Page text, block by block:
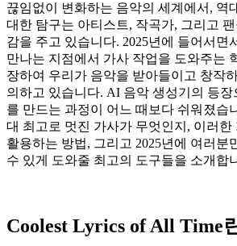
끊임없이 변화하는 음악의 세계에서, 역
대한 탐구는 아티스트, 작곡가, 그리고
감을 주고 있습니다. 2025년에 들어서면
만나는 지점에서 가사 작업을 도와주는
장하여 우리가 음악을 받아들이고 창작
의하고 있습니다. AI 음악 생성기의 등
를 만드는 과정이 어느 때보다 쉬워졌습
대 최고로 멋진 가사가 무엇인지, 이러한
활용하는 방법, 그리고 2025년에 여러분
수 있게 도와줄 최고의 도구들을 소개합
Coolest Lyrics of All Time